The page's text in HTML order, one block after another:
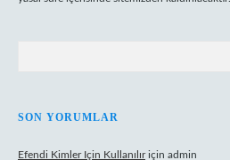
SON YORUMLAR
Efendi Kimler Için Kullanılıriçin admin